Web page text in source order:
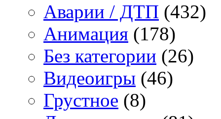
Аварии / ДТП (432)
Анимация (178)
Без категории (26)
Видеоигры (46)
Грустное (8)